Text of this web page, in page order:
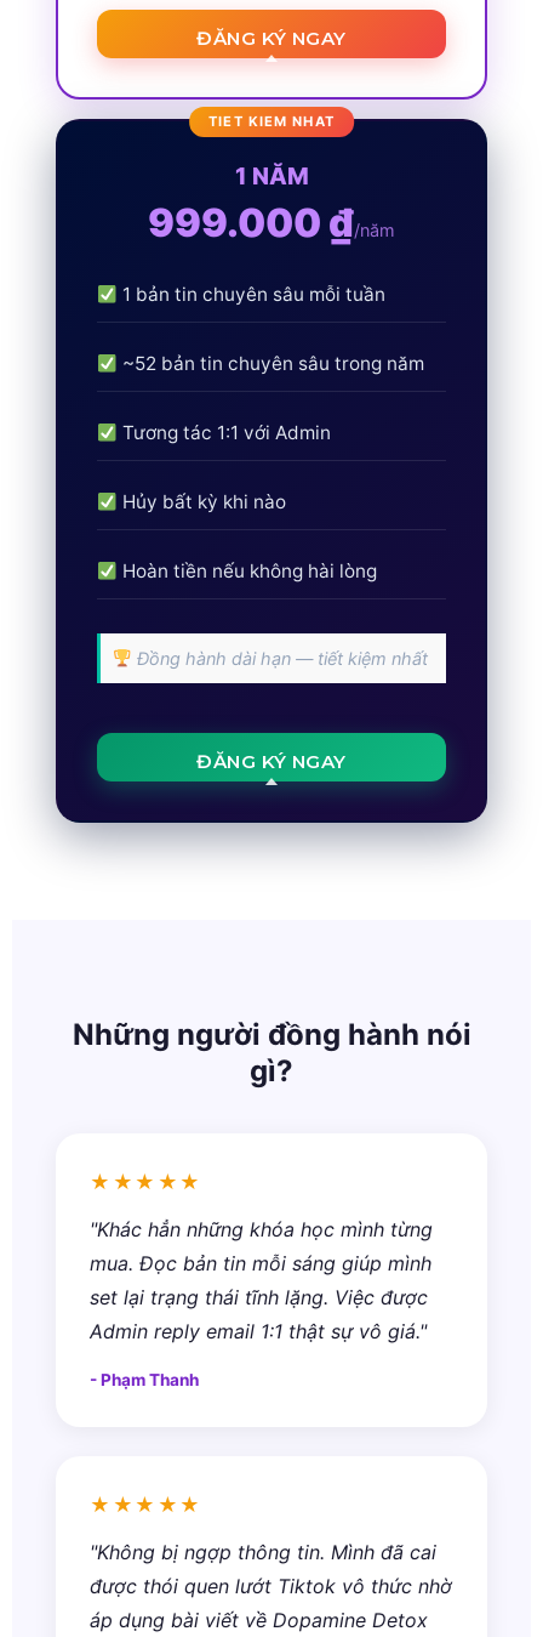
ĐĂNG KÝ NGAY
1 NĂM
999.000 ₫/năm
1 bản tin chuyên sâu mỗi tuần
~52 bản tin chuyên sâu trong năm
Tương tác 1:1 với Admin
Hủy bất kỳ khi nào
Hoàn tiền nếu không hài lòng
Đồng hành dài hạn — tiết kiệm nhất
ĐĂNG KÝ NGAY
Những người đồng hành nói
gì?
★★★★★
"Khác hẳn những khóa học mình từng
mua. Đọc bản tin mỗi sáng giúp mình
set lại trạng thái tĩnh lặng. Việc được
Admin reply email 1:1 thật sự vô giá."
- Phạm Thanh
★★★★★
"Không bị ngợp thông tin. Mình đã cai
được thói quen lướt Tiktok vô thức nhờ
áp dụng bài viết về Dopamine Detox